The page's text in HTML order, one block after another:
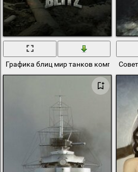
Графика блиц мир танков